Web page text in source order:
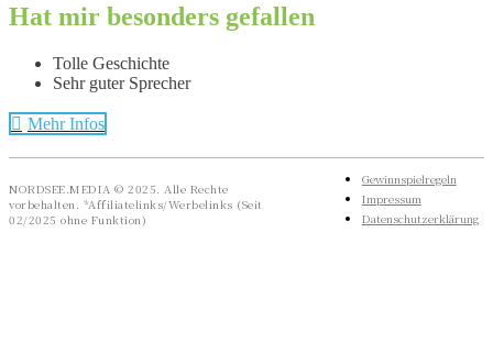
Hat mir besonders gefallen
Tolle Geschichte
Sehr guter Sprecher
Mehr Infos
NORDSEE.MEDIA © 2025. Alle Rechte
vorbehalten. *Affiliatelinks/Werbelinks (Seit
02/2025 ohne Funktion)
Gewinnspielregeln
Impressum
Datenschutzerklärung